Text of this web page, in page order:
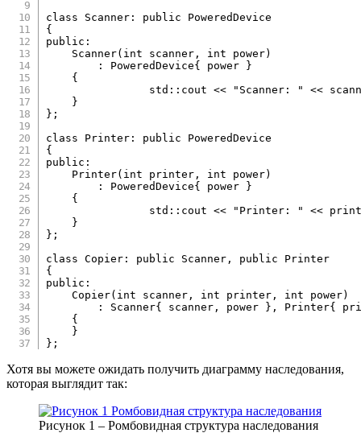
class
Scanner : public
PoweredDevice
{
public :
Scanner( int scanner , int power)
:
PoweredDevice{ power }
{
		std
:: cout << "Scanner: " <<
}
} ;
class
Printer : public
PoweredDevice
{
public :
Printer( int printer , int power)
:
PoweredDevice{ power }
{
		std
:: cout << "Printer: " <<
}
} ;
class
Copier : public Scanner , public
Printer
{
public :
Copier( int scanner , int printer , int power)
:
Scanner{ scanner , power } , Printer{
{
}
} ;
Хотя вы можете ожидать получить диаграмму наследования,
которая выглядит так:
Рисунок 1 – Ромбовидная структура наследования